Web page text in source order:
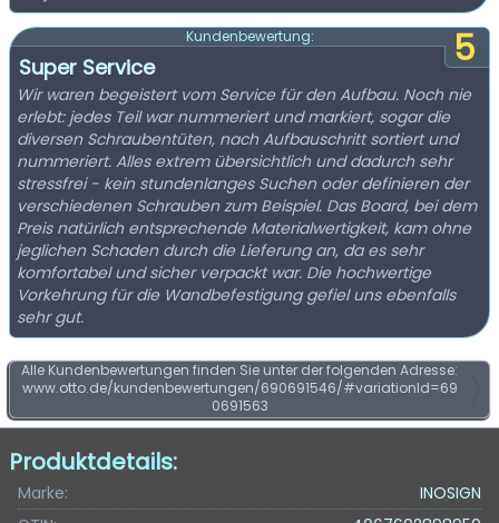
5
Kundenbewertung:
Super Service
Wir waren begeistert vom Service für den Aufbau. Noch nie
erlebt: jedes Teil war nummeriert und markiert, sogar die
diversen Schraubentüten, nach Aufbauschritt sortiert und
nummeriert. Alles extrem übersichtlich und dadurch sehr
stressfrei - kein stundenlanges Suchen oder definieren der
verschiedenen Schrauben zum Beispiel. Das Board, bei dem
Preis natürlich entsprechende Materialwertigkeit, kam ohne
jeglichen Schaden durch die Lieferung an, da es sehr
komfortabel und sicher verpackt war. Die hochwertige
Vorkehrung für die Wandbefestigung gefiel uns ebenfalls
sehr gut.
Alle Kundenbewertungen finden Sie unter der folgenden Adresse:
www.otto.de/kundenbewertungen/690691546/#variationId=69
0691563
Produktdetails:
Marke:
INOSIGN